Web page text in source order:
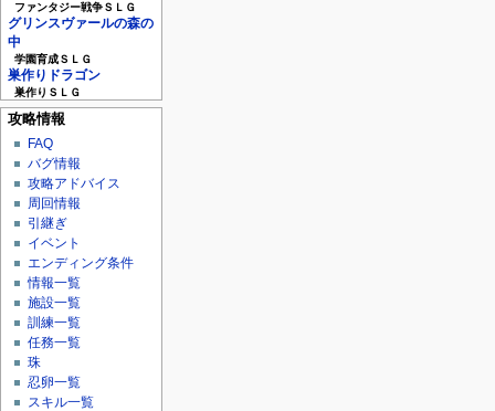
ファンタジー戦争ＳＬＧ
グリンスヴァールの森の
中
学園育成ＳＬＧ
巣作りドラゴン
巣作りＳＬＧ
攻略情報
FAQ
バグ情報
攻略アドバイス
周回情報
引継ぎ
イベント
エンディング条件
情報一覧
施設一覧
訓練一覧
任務一覧
珠
忍卵一覧
スキル一覧